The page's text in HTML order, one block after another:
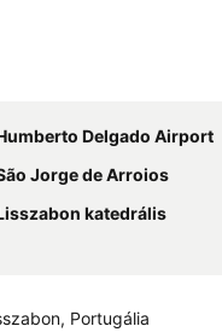
Delgado Airport
Jorge de Arroios
katedrális
Portugália